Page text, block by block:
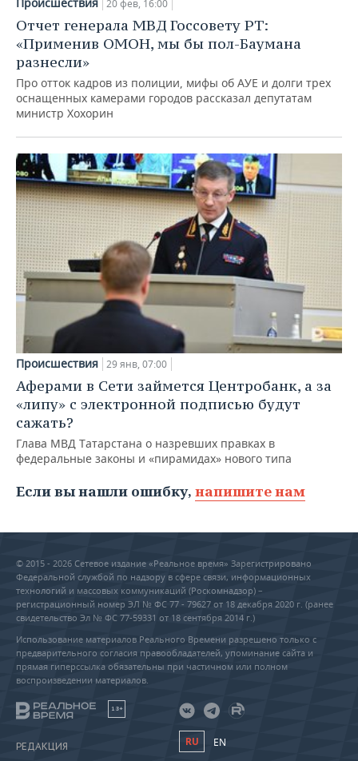
20 фев, 16:00
Отчет генерала МВД Госсовету РТ:
«Применив ОМОН, мы бы пол-Баумана
разнесли»
Про отток кадров из полиции, мифы об АУЕ и долги трех
оснащенных камерами городов рассказал депутатам
министр Хохорин
Происшествия 29 янв, 07:00
Аферами в Сети займется Центробанк, а за
«липу» с электронной подписью будут
сажать?
Глава МВД Татарстана о назревших правках в
федеральные законы и «пирамидах» нового типа
Если вы нашли ошибку, напишите нам
© 2015 - 2026 Сетевое издание «Реальное время» Зарегистрировано
Федеральной службой по надзору в сфере связи, информационных
технологий и массовых коммуникаций (Роскомнадзор) –
регистрационный номер ЭЛ № ФС 77 - 79627 от 18 декабря 2020 г. (ранее
свидетельство Эл № ФС 77-59331 от 18 сентября 2014 г.)
Использование материалов Реального Времени разрешено только с
предварительного согласия правообладателей, упоминание сайта и
прямая гиперссылка обязательны при частичном или полном
воспроизведении материалов.
18+
РЕДАКЦИЯ
RU EN